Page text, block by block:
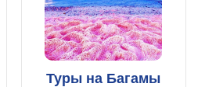
Туры на Багамы